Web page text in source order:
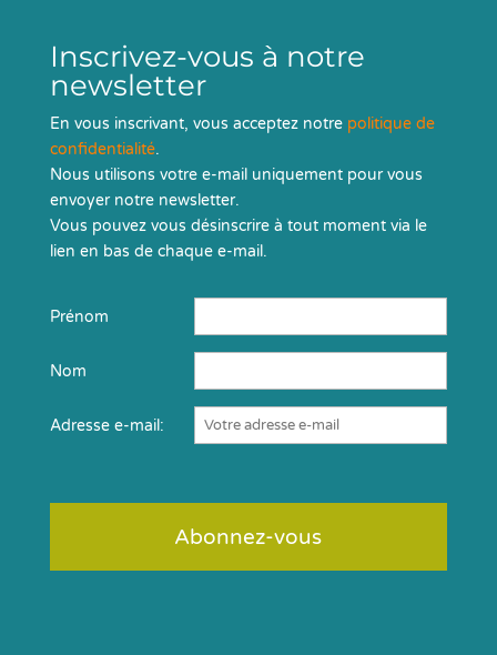
Inscrivez-vous à notre
newsletter
En vous inscrivant, vous acceptez notre politique de
confidentialité.
Nous utilisons votre e-mail uniquement pour vous
envoyer notre newsletter.
Vous pouvez vous désinscrire à tout moment via le
lien en bas de chaque e-mail.
Prénom
Nom
Adresse e-mail: